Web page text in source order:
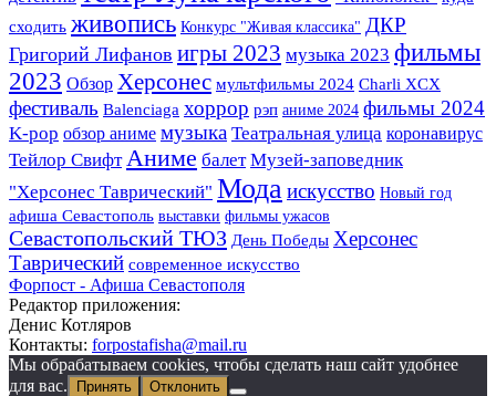
сходить живопись Конкурс "Живая классика" ДКР
Григорий Лифанов игры 2023 музыка 2023 фильмы
2023 Обзор Херсонес мультфильмы 2024 Charli XCX
фестиваль Balenciaga хоррор рэп аниме 2024 фильмы 2024
K-pop обзор аниме музыка Театральная улица коронавирус
Тейлор Свифт Аниме балет Музей-заповедник
"Херсонес Таврический" Мода искусство Новый год
афиша Севастополь выставки фильмы ужасов
Севастопольский ТЮЗ День Победы Херсонес
Таврический современное искусство
Форпост - Афиша Севастополя
Редактор приложения:
Денис Котляров
Контакты: forpostafisha@mail.ru
Мы обрабатываем cookies, чтобы сделать наш сайт удобнее
для вас.
Принять Отклонить